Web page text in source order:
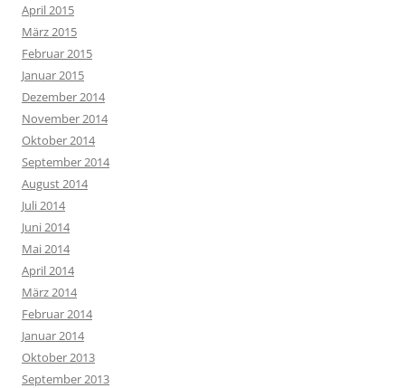
April 2015
März 2015
Februar 2015
Januar 2015
Dezember 2014
November 2014
Oktober 2014
September 2014
August 2014
Juli 2014
Juni 2014
Mai 2014
April 2014
März 2014
Februar 2014
Januar 2014
Oktober 2013
September 2013